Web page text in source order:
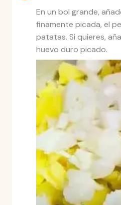
En un bol grande,
finamente picada, el
patatas. Si quieres,
huevo duro picado.